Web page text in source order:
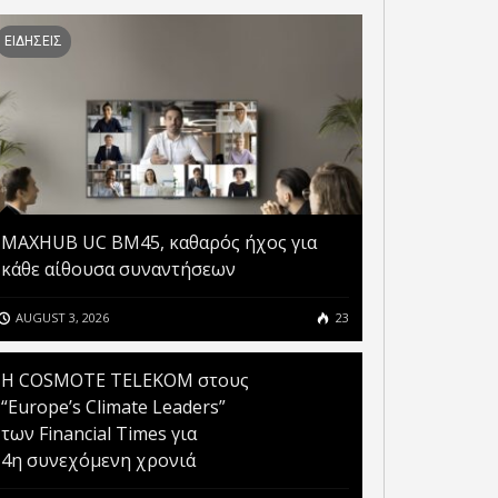
ΚΑΙ ΤΟ GOV.GR
ΘΕΤΟΥΝ ΣΕ
ΕΙΔΗΣΕΙΣ
MAXHUB UC BM45, καθαρός ήχος για
κάθε αίθουσα συναντήσεων
AUGUST 3, 2026 23
Η COSMOTE TELEKOM στους
“Europe’s Climate Leaders”
των Financial Times για
4η συνεχόμενη χρονιά